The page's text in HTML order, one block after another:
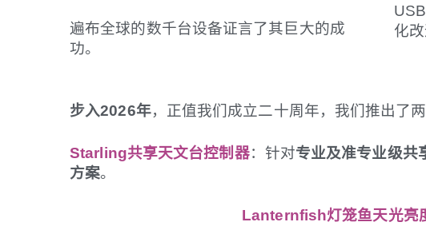
遍布全球的数千台设备证言了其巨大的成
功。
化改
步入2026年，正值我们成立二十周年，我们推出了两
Starling共享天文台控制器：针对专业及准专业级共
方案。
Lanternfish灯笼鱼天光亮